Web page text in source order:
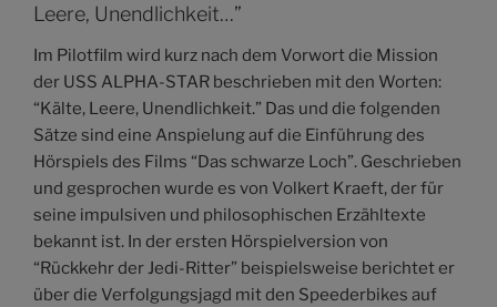
Leere, Unendlichkeit…”
Im Pilotfilm wird kurz nach dem Vorwort die Mission
der USS ALPHA-STAR beschrieben mit den Worten:
“Kälte, Leere, Unendlichkeit.” Das und die folgenden
Sätze sind eine Anspielung auf die Einführung des
Hörspiels des Films “Das schwarze Loch”. Geschrieben
und gesprochen wurde es von Volkert Kraeft, der für
seine impulsiven und philosophischen Erzähltexte
bekannt ist. In der ersten Hörspielversion von
“Rückkehr der Jedi-Ritter” beispielsweise berichtet er
über die Verfolgungsjagd mit den Speederbikes auf